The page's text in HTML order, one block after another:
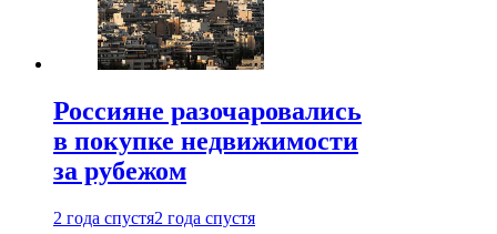
Россияне разочаровались
в покупке недвижимости
за рубежом
2 года спустя2 года спустя